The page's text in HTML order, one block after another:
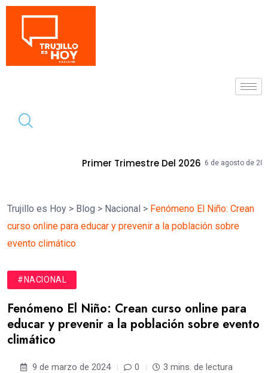
Trimestre Del 2026 6 de agosto de 2026 Mallplaza
Trujillo es Hoy > Blog > Nacional > Fenómeno El Niño: Crean
curso online para educar y prevenir a la población sobre
evento climático
#NACIONAL
Fenómeno El Niño: Crean curso online para
educar y prevenir a la población sobre evento
climático
9 de marzo de 2024 0 3 mins. de lectura